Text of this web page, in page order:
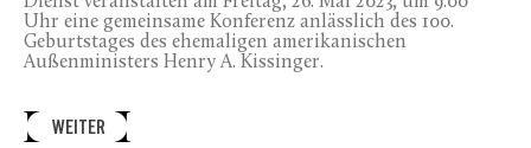
Uhr eine gemeinsame Konferenz anlässlich des 100.
Geburtstages des ehemaligen amerikanischen
Außenministers Henry A. Kissinger.
WEITER